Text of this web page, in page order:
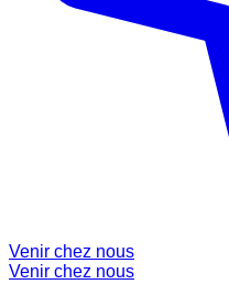
Venir chez nous
Venir chez nous